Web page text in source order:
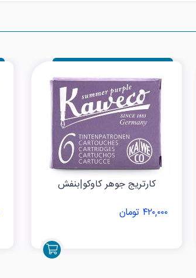
کارتریج جوهر کاوکو|بنفش
۴۲۰,۰۰۰ تومان